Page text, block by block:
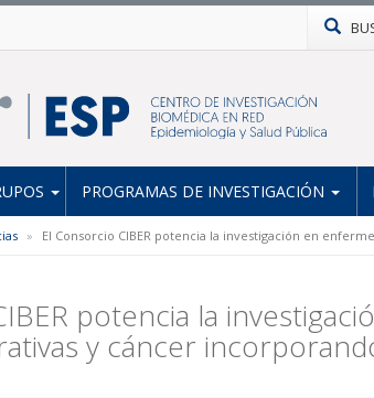
PROGRAMAS DE INVESTIGACIÓN
El Consorcio CIBER potencia la investigación en
potencia la
y cáncer